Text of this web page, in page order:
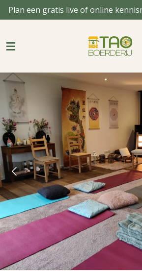
Ga
direct
de
Plan een gratis live of online